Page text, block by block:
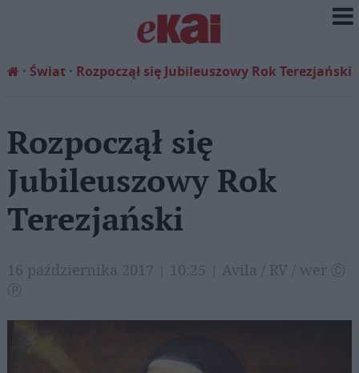
Świat Rozpoczął się Jubileuszowy Rok Terezjański
Rozpoczął się
Jubileuszowy Rok
Terezjański
16 października 2017 | 10:25 | Avila / RV / wer Ⓒ
Ⓟ